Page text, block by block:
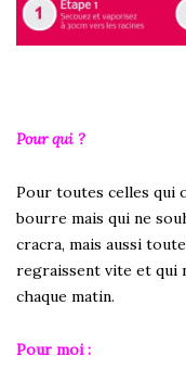
Pour qui ?
Pour toutes celles qui
bourre mais qui ne
cracra, mais aussi
regraissent vite et qui
chaque matin.
Pour moi :